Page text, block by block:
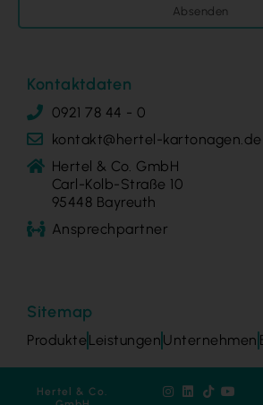
Absenden
Kontaktdaten
0921 78 44 - 0
kontakt@hertel-kartonagen.de
Hertel & Co. GmbH
Carl-Kolb-Straße 10
95448 Bayreuth
Ansprechpartner
Sitemap
Produkte Leistungen Unternehmen
Hertel & Co.